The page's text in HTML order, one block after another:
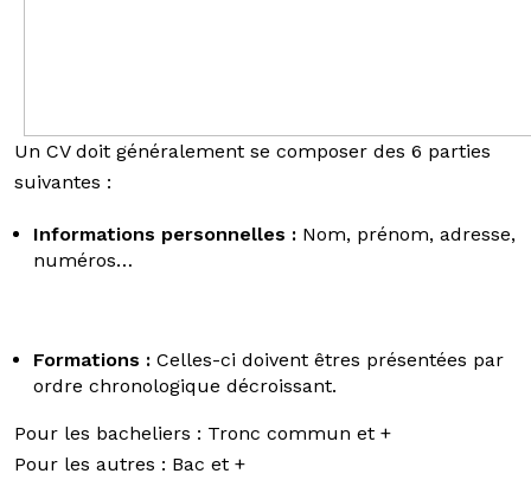
Un CV doit généralement se composer des 6 parties
suivantes :
Informations personnelles : Nom, prénom, adresse,
numéros…
Formations : Celles-ci doivent êtres présentées par
ordre chronologique décroissant.
Pour les bacheliers : Tronc commun et +
Pour les autres : Bac et +